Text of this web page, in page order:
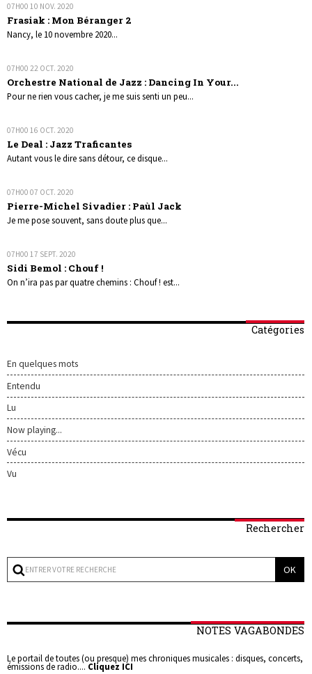
07H00 10 NOV. 2020
Frasiak : Mon Béranger 2
Nancy, le 10 novembre 2020...
07H00 22 OCT. 2020
Orchestre National de Jazz : Dancing In Your...
Pour ne rien vous cacher, je me suis senti un peu...
07H00 16 OCT. 2020
Le Deal : Jazz Traficantes
Autant vous le dire sans détour, ce disque...
07H00 07 OCT. 2020
Pierre-Michel Sivadier : Paùl Jack
Je me pose souvent, sans doute plus que...
07H00 17 SEPT. 2020
Sidi Bemol : Chouf !
On n’ira pas par quatre chemins : Chouf ! est...
Catégories
En quelques mots
Entendu
Lu
Now playing...
Vécu
Vu
Rechercher
NOTES VAGABONDES
Le portail de toutes (ou presque) mes chroniques musicales : disques, concerts,
émissions de radio.... Cliquez ICI